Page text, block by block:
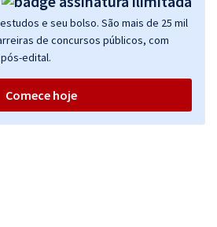
e seu bolso. São mais de 25 mil
de concursos públicos, com
edital.
Comece hoje